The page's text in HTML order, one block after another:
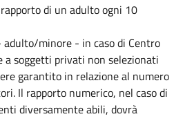
di un adulto ogni 10
minore - in caso di Centro
a soggetti privati non selezionati
garantito in relazione al numero
Il rapporto numerico, nel caso di
diversamente abili, dovrà